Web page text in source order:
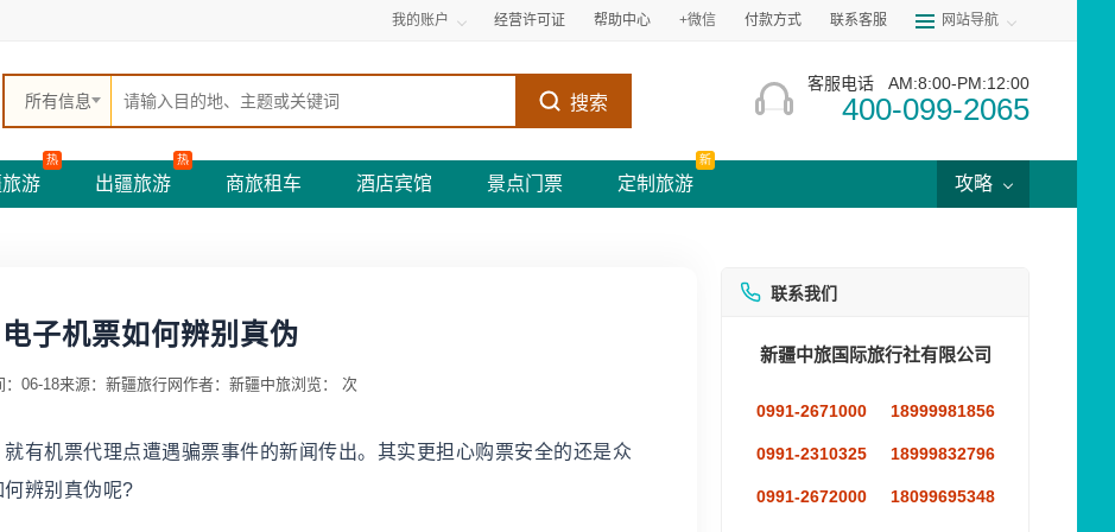
我的账户 经营许可证 帮助中心 +微信 付款方式 联系客服 网站导航
所有信息 搜索
客服电话 AM:8:00-PM:12:00
400-099-2065
游
热
出疆旅游
热
商旅租车 酒店宾馆 景点门票 定制旅游
新
攻略
电子机票如何辨别真伪
：06-18来源：新疆旅行网作者：新疆中旅浏览： 次
机票代理点遭遇骗票事件的新闻传出。其实更担心购票安全的还是众
辨别真伪呢?
联系我们
新疆中旅国际旅行社有限公司
0991-2671000 18999981856
0991-2310325 18999832796
0991-2672000 18099695348